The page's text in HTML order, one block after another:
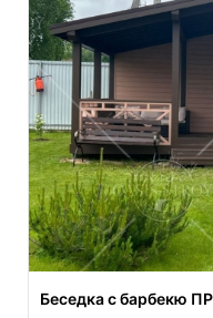
Беседка с барбекю